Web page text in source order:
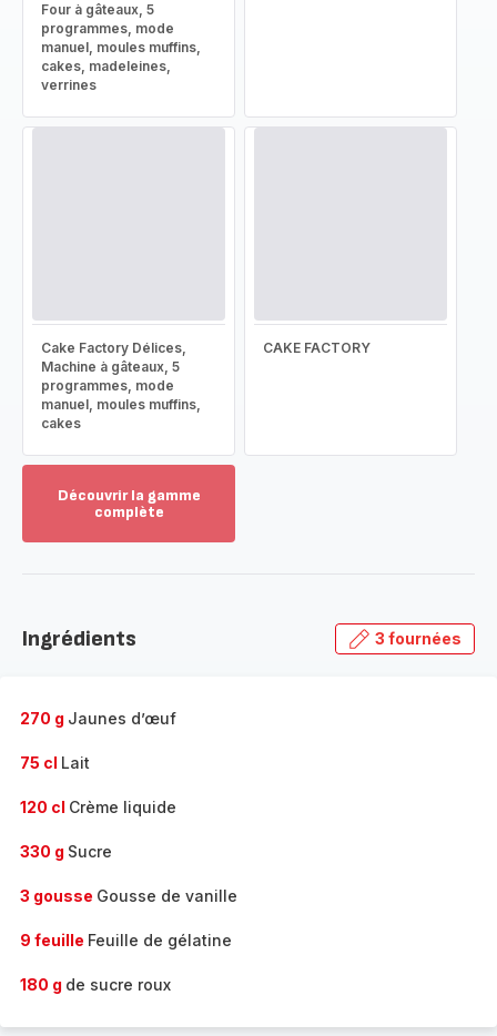
Four à gâteaux, 5
programmes, mode
manuel, moules muffins,
cakes, madeleines,
verrines
Cake Factory Délices,
Machine à gâteaux, 5
programmes, mode
manuel, moules muffins,
cakes
CAKE FACTORY
Découvrir la gamme
complète
gamme
Ingrédients 3 fournées
270 g Jaunes d’œuf
75 cl Lait
120 cl Crème liquide
330 g Sucre
3 gousse Gousse de vanille
9 feuille Feuille de gélatine
180 g de sucre roux